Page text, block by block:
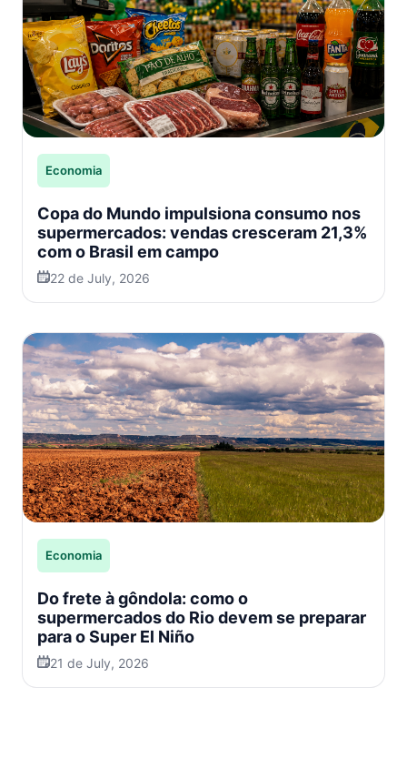
Economia
Copa do Mundo impulsiona consumo nos
supermercados: vendas cresceram 21,3%
com o Brasil em campo
22 de July, 2026
Economia
Do frete à gôndola: como o
supermercados do Rio devem se preparar
para o Super El Niño
21 de July, 2026